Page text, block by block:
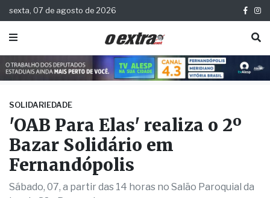
sexta, 07 de agosto de 2026
SOLIDARIEDADE
'OAB Para Elas' realiza o 2º
Bazar Solidário em
Fernandópolis
Sábado, 07, a partir das 14 horas no Salão Paroquial da